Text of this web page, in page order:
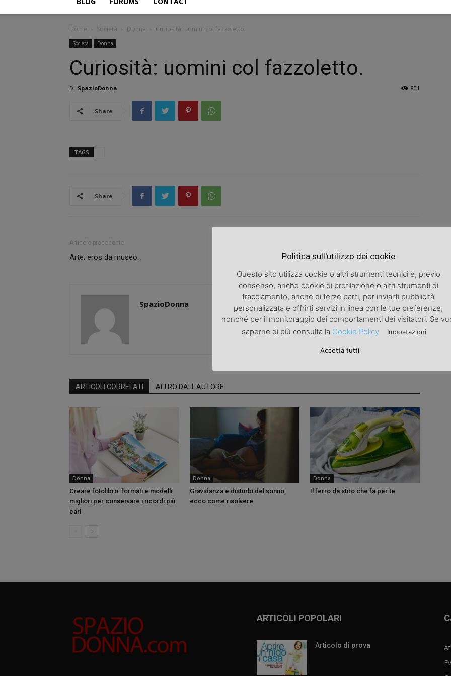
Home Società Donna Curiosità: uomini col fazzoletto.
Società Donna
Curiosità: uomini col fazzoletto.
Di SpazioDonna 801
Share
TAGS
Share
Articolo precedente
Arte: eros da museo. Cinema: donne dietro la cinepresa.
SpazioDonna
ARTICOLI CORRELATI ALTRO DALL'AUTORE
Donna
Creare fotolibro: formati e modelli
migliori per conservare i ricordi più
cari
Donna
Gravidanza e disturbi del sonno,
ecco come risolvere
Donna
Il ferro da stiro che fa per te
ARTICOLI POPOLARI
Articolo di prova
Politica sull'utilizzo dei cookie
Questo sito utilizza cookie o altri strumenti tecnici e, previo
consenso, anche cookie di profilazione o altri strumenti di
tracciamento, anche di terze parti, per inviarti pubblicità
personalizzata e offrirti servizi in linea con le tue preferenze,
nonché per il monitoraggio dei comportamenti dei visitatori. Se
saperne di più consulta la Cookie Policy Impostazioni
Accetta tutti